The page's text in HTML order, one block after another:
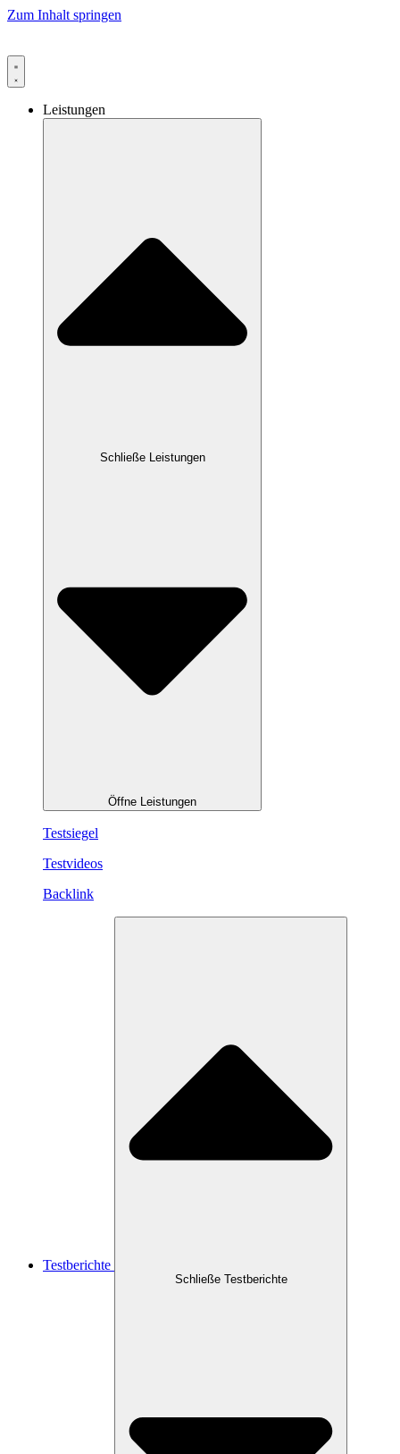
Zum Inhalt springen
Leistungen
Schließe Leistungen
Öffne Leistungen
Testsiegel
Testvideos
Backlink
Testberichte
Schließe Testberichte